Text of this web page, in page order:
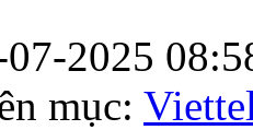
2025
mục: